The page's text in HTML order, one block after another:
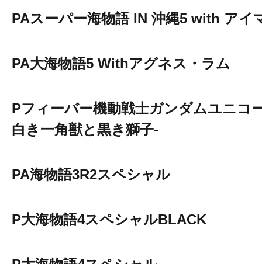
PAスーパー海物語 IN 沖縄5 with アイ
PA大海物語5 Withアグネス・ラム
Pフィーバー機動戦士ガンダムユニコ
白き一角獣と黒き獅子-
PA海物語3R2スペシャル
P大海物語4スペシャルBLACK